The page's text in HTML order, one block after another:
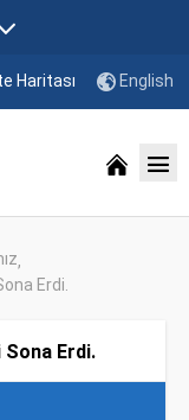
Haritası English
Erdi.
Erdi.